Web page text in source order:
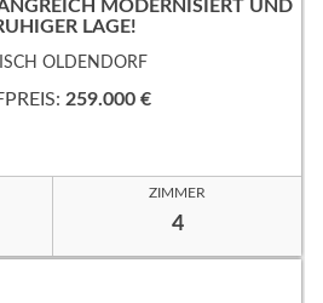
MODERNISIERT UND
LAGE!
OLDENDORF
259.000 €
ZIMMER
4